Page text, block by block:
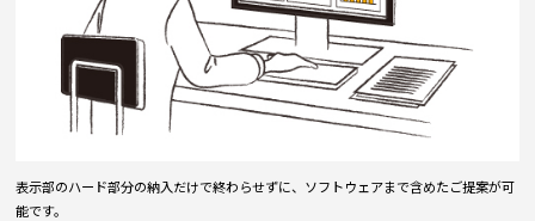
表示部のハード部分の納入だけで終わらせずに、ソフトウェアまで含めたご提案が可
能です。